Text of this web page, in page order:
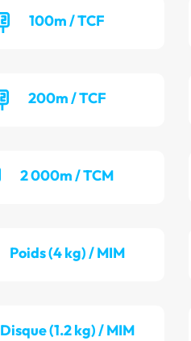
100m / TCF
200m / TCF
2 000m / TCM
Poids (4 kg) / MIM
Disque (1.2 kg) / MIM